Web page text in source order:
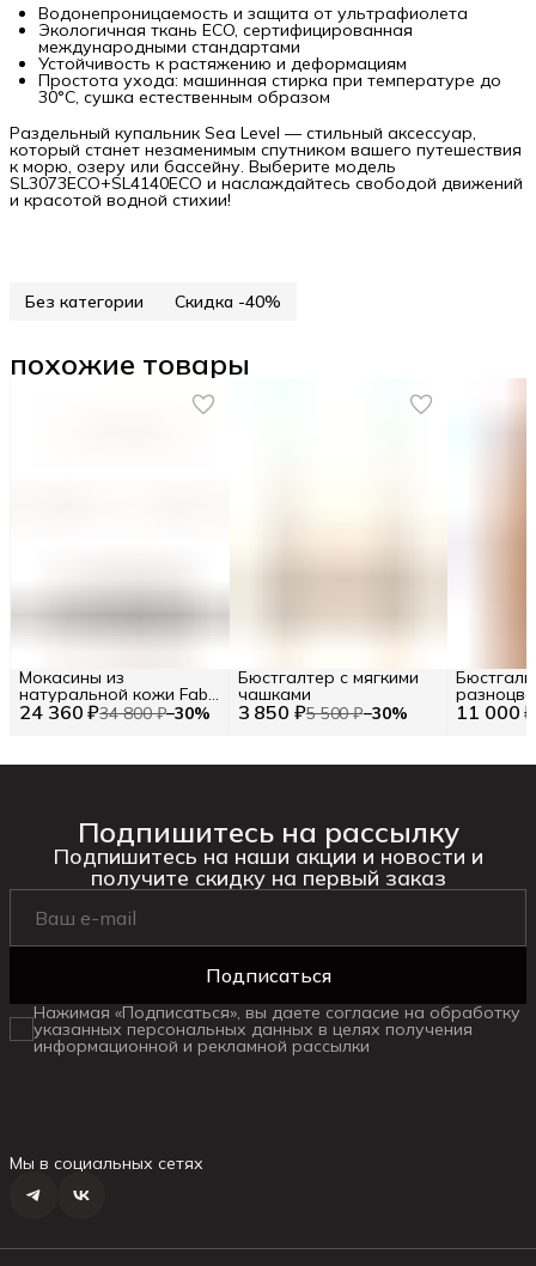
Водонепроницаемость и защита от ультрафиолета
Экологичная ткань ECO, сертифицированная
международными стандартами
Устойчивость к растяжению и деформациям
Простота ухода: машинная стирка при температуре до
30°C, сушка естественным образом
Раздельный купальник Sea Level — стильный аксессуар,
который станет незаменимым спутником вашего путешествия
к морю, озеру или бассейну. Выберите модель
SL3073ECO+SL4140ECO и наслаждайтесь свободой движений
и красотой водной стихии!
Без категории Скидка -40%
похожие товары
24 360 ₽34 800 ₽−30%
Мокасины из
натуральной кожи Fabi
RU 42.5 / EU 43 / 43 3 850 ₽5 500 ₽−30%
Бюстгалтер с мягкими
чашками
11 000 ₽
принтом
Подпишитесь на рассылку
Подпишитесь на наши акции и новости и
получите скидку на первый заказ
Подписаться
Нажимая «Подписаться», вы даете согласие на обработку
указанных персональных данных в целях получения
информационной и рекламной рассылки
Мы в социальных сетях